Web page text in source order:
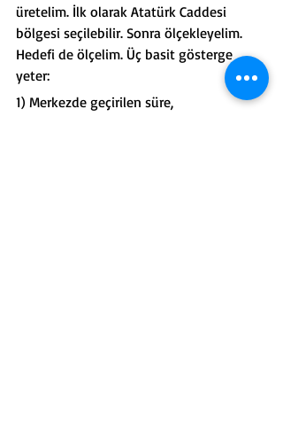
üretelim. İlk olarak Atatürk Caddesi
bölgesi seçilebilir. Sonra ölçekleyelim.
Hedefi de ölçelim. Üç basit gösterge
yeter:
1) Merkezde geçirilen süre,